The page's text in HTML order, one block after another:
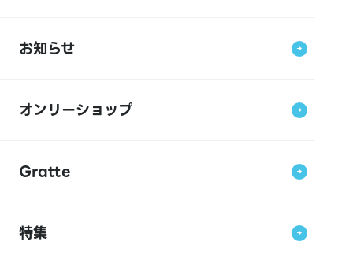
お知らせ
オンリーショップ
Gratte
特集